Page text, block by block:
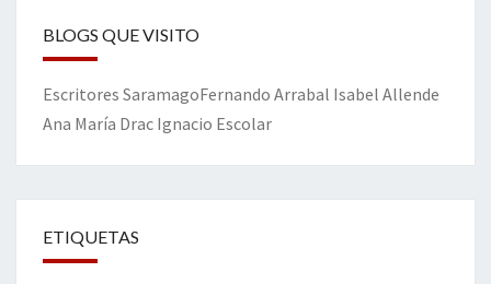
BLOGS QUE VISITO
Escritores SaramagoFernando Arrabal Isabel Allende
Ana María Drac Ignacio Escolar
ETIQUETAS